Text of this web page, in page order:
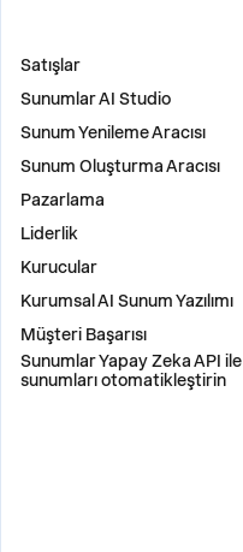
Satışlar
Sunumlar AI Studio
Sunum Yenileme Aracısı
Sunum Oluşturma Aracısı
Pazarlama
Liderlik
Kurucular
Kurumsal AI Sunum Yazılımı
Müşteri Başarısı
Sunumlar Yapay Zeka API ile
sunumları otomatikleştirin